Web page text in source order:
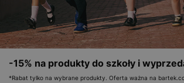
-15% na produkty do szkoły i
*Rabat tylko na wybrane produkty. Oferta ważna na